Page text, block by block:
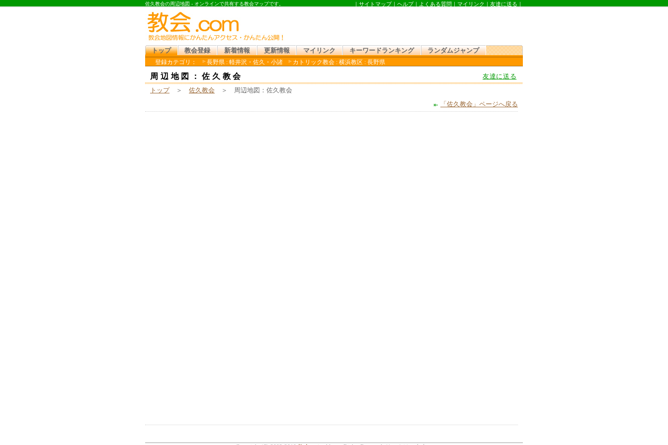
佐久教会の周辺地図 - オンラインで共有する教会マップです。 ｜ サイトマップ｜ ヘルプ｜ よくある質問 ｜ マイリンク ｜ 友達に送る ｜
トップ 教会登録 新着情報 更新情報 マイリンク キーワードランキング
ランダムジャンプ
登録カテゴリ：
長野県 : 軽井沢・佐久・小諸 カトリック教会 : 横浜教区 : 長野県
周辺地図：佐久教会
友達に送る
トップ ＞ 佐久教会 ＞ 周辺地図：佐久教会
「佐久教会」ページへ戻る